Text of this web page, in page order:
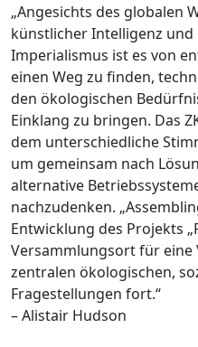
„Angesichts des globalen
künstlicher Intelligenz und
Imperialismus ist es von
einen Weg zu finden,
den ökologischen
Einklang zu bringen. Das
dem unterschiedliche
um gemeinsam nach
alternative
nachzudenken.
Entwicklung des Projekts
Versammlungsort für eine
zentralen ökologischen,
Fragestellungen fort.“
– Alistair Hudson